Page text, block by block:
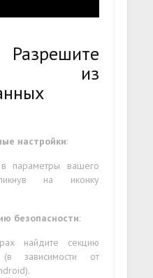
из
настройки:
параметры вашего
на иконку
безопасности:
найдите секцию
(в зависимости от